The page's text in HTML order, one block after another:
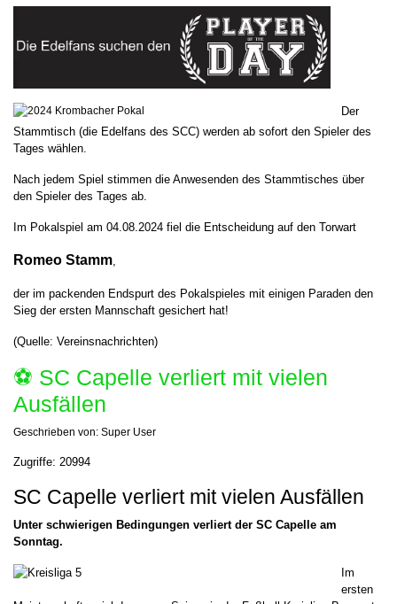
Der
Stammtisch (die Edelfans des SCC) werden ab sofort den Spieler des
Tages wählen.
Nach jedem Spiel stimmen die Anwesenden des Stammtisches über
den Spieler des Tages ab.
Im Pokalspiel am 04.08.2024 fiel die Entscheidung auf den Torwart
Romeo Stamm,
der im packenden Endspurt des Pokalspieles mit einigen Paraden den
Sieg der ersten Mannschaft gesichert hat!
(Quelle: Vereinsnachrichten)
⚽️ SC Capelle verliert mit vielen
Ausfällen
Geschrieben von: Super User
Zugriffe: 20994
SC Capelle verliert mit vielen Ausfällen
Unter schwierigen Bedingungen verliert der SC Capelle am
Sonntag.
Im
ersten